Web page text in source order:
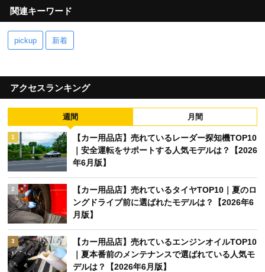
関連キーワード
pickup 新着
アクセスランキング
週間 月間
1
【カー用品店】売れているレーダー探知機TOP10
｜安全運転をサポートする人気モデルは？【2026
年6月版】
2
【カー用品店】売れているタイヤTOP10｜夏のロ
ングドライブ前に選ばれたモデルは？【2026年6
月版】
3
【カー用品店】売れているエンジンオイルTOP10
｜夏本番前のメンテナンスで選ばれている人気モ
デルは？【2026年6月版】